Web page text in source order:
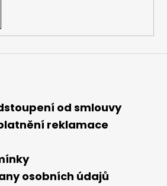
od smlouvy
reklamace
osobních údajů